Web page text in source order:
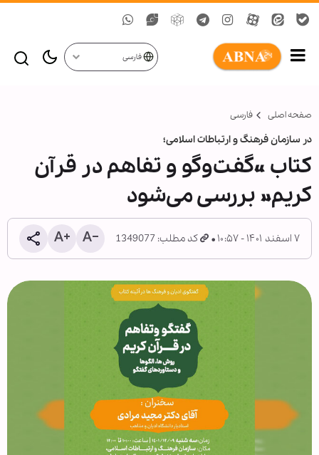
فارسی
صفحه اصلی فارسی
در سازمان فرهنگ و ارتباطات اسلامی؛
کتاب «گفت‌وگو و تفاهم در قرآن
کریم» بررسی می‌شود
۷ اسفند ۱۴۰۱ - ۱۰:۵۷ کد مطلب: 1349077